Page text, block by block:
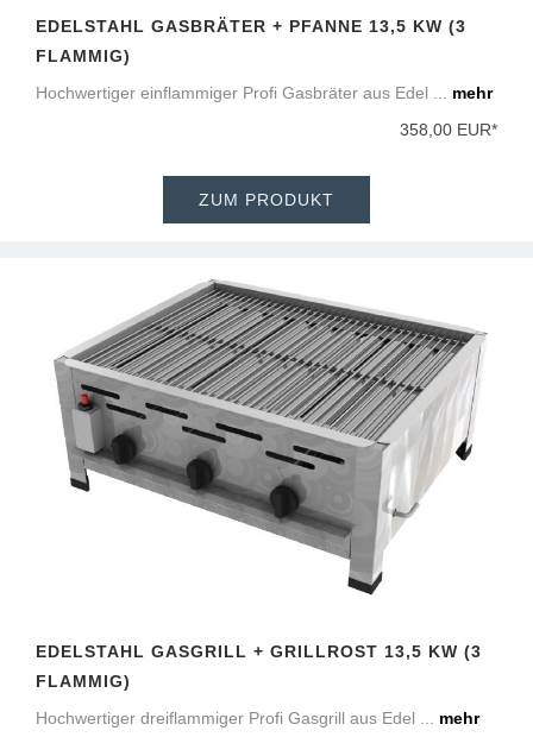
EDELSTAHL GASBRÄTER + PFANNE 13,5 KW (3
FLAMMIG)
Hochwertiger einflammiger Profi Gasbräter aus Edel ... mehr
358,00 EUR*
ZUM PRODUKT
EDELSTAHL GASGRILL + GRILLROST 13,5 KW (3
FLAMMIG)
Hochwertiger dreiflammiger Profi Gasgrill aus Edel ... mehr